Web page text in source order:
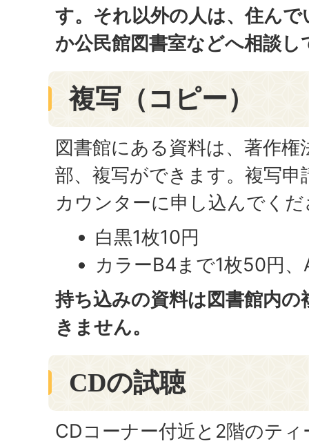
す。それ以外の人は、住ん
か公民館図書室などへ相談し
複写（コピー）
図書館にある資料は、著作権
部、複写ができます。複写申
カウンターに申し込んでく
白黒1枚10円
カラーB4まで1枚50円
持ち込みの資料は図書館内の
きません。
CDの試聴
CDコーナー付近と2階のテ